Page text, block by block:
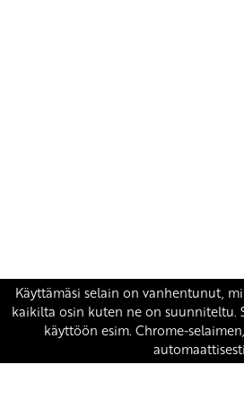
Puh: 045 7834 1346
Sähköposti:skp@skp.fi